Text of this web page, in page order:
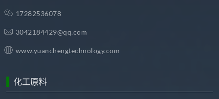
17282536078
3042184429@qq.com
www.yuanchengtechnology.com
化工原料